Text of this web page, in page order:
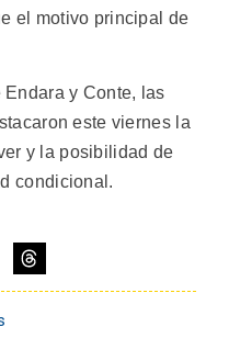
el motivo principal de
y Conte, las
este viernes la
y la posibilidad de
condicional.